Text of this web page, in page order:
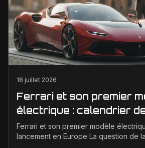
18 juillet 2026
Ferrari et son premier
électrique : calendrier
en Europe
Ferrari et son premier modèle
lancement en Europe La question de